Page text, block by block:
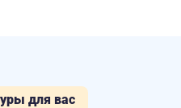
для вас